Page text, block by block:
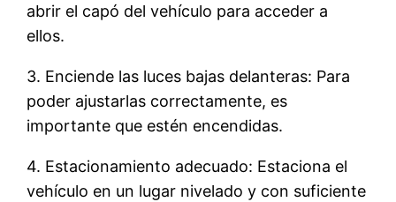
abrir el capó del vehículo para acceder a
ellos.
3. Enciende las luces bajas delanteras: Para
poder ajustarlas correctamente, es
importante que estén encendidas.
4. Estacionamiento adecuado: Estaciona el
vehículo en un lugar nivelado y con suficiente